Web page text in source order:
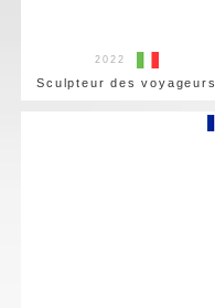
2022
Sculpteur des voyageurs